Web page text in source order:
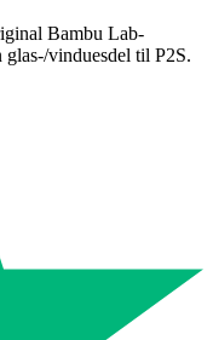
Bambu Lab-
glas-/vinduesdel til P2S.